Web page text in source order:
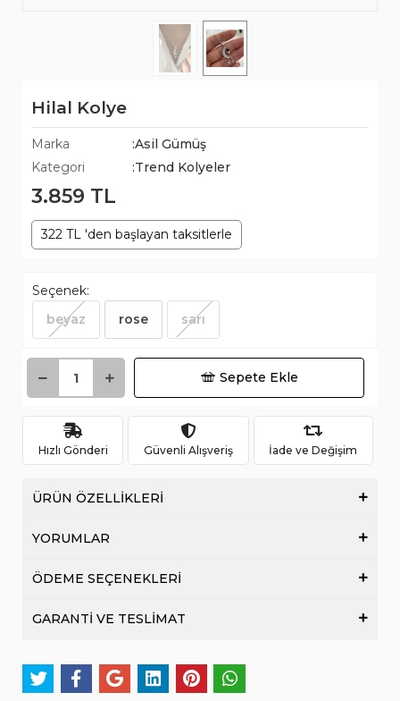
Hilal Kolye
Marka
:Asil Gümüş
Kategori
:Trend Kolyeler
3.859 TL
322 TL 'den başlayan taksitlerle
Seçenek:
beyaz
rose sarı
Sepete Ekle
Hızlı Gönderi Güvenli Alışveriş İade ve Değişim
ÜRÜN ÖZELLİKLERİ
YORUMLAR
ÖDEME SEÇENEKLERİ
GARANTİ VE TESLİMAT